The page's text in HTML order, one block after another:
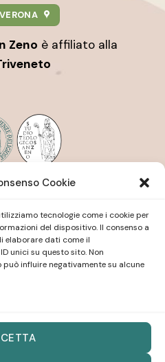
Cookie
tecnologie come i cookie per
del dispositivo. Il consenso a
elaborare dati come il
unici su questo sito. Non
influire negativamente su alcune
Zeno è affiliato alla
Religiose
| San Pietro
Religiose
| San Zeno